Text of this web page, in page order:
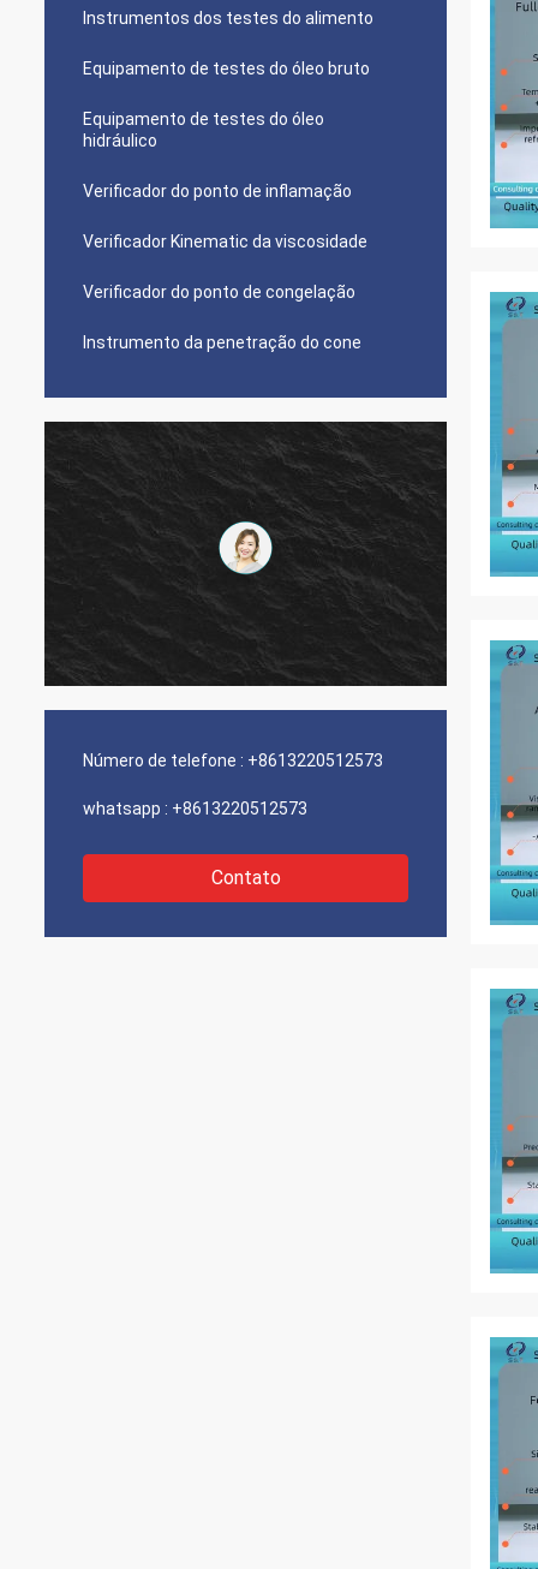
Instrumentos dos testes do alimento
Equipamento de testes do óleo bruto
Equipamento de testes do óleo
hidráulico
Verificador do ponto de inflamação
Verificador Kinematic da viscosidade
Verificador do ponto de congelação
Instrumento da penetração do cone
Número de telefone : +8613220512573
whatsapp : +8613220512573
Contato